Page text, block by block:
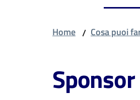
Home / Cosa puoi